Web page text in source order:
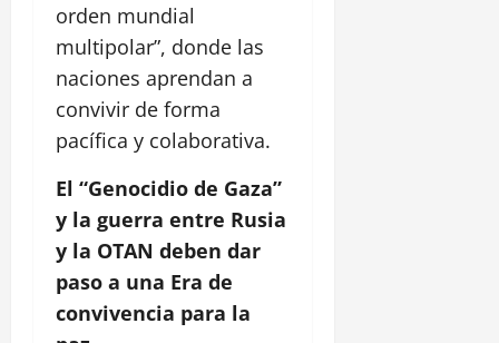
orden mundial
multipolar”, donde las
naciones aprendan a
convivir de forma
pacífica y colaborativa.
El “Genocidio de Gaza”
y la guerra entre Rusia
y la OTAN deben dar
paso a una Era de
convivencia para la